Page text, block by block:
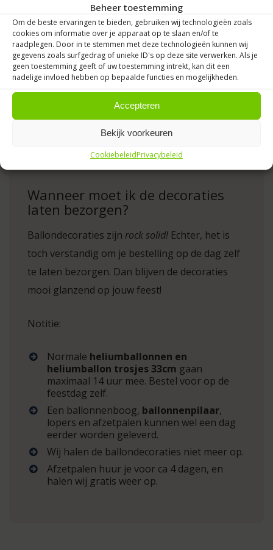
Beheer toestemming
Om de beste ervaringen te bieden, gebruiken wij technologieën zoals
cookies om informatie over je apparaat op te slaan en/of te
raadplegen. Door in te stemmen met deze technologieën kunnen wij
gegevens zoals surfgedrag of unieke ID's op deze site verwerken. Als je
geen toestemming geeft of uw toestemming intrekt, kan dit een
nadelige invloed hebben op bepaalde functies en mogelijkheden.
Accepteren
Bekijk voorkeuren
CookiebeleidPrivacybeleid
De rode lopers, ballonnenboog, ballonpilaren,
afzetpalen, of helium ballon trosjes, worden
netjes op de goede plek gezet.
Je koopt dus geen Ikea pakketje, maar kant en
klare ballondecoraties!
Wanneer moet ik de decoraties
laten bezorgen?
Ballondecoraties zijn rock solid! Echter, het is
toch verstandig om je bestelling op de dag zelf
te laten bezorgen. Dan blijven de decoraties
mooi glanzend op jouw feest!
Notitie:
Normale heliumballonnen en
heliumballon trosjes 33cm gaan
maximaal 14 uur mee. Bestel voor op de
feestdag zelf.
Een ballonnenboog, ballonnenpilaar,
lopers en afzetpalen kunnen wel een dag
eerder worden geleverd.
Wij halen de ballondecoraties niet meer op.
Afzetpalen huur je voor ca 4 dagen, en
halen wij gratis weer op.